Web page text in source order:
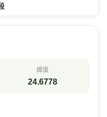
緯度
24.6778